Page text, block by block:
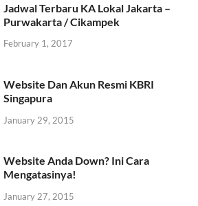
Jadwal Terbaru KA Lokal Jakarta –
Purwakarta / Cikampek
February 1, 2017
Website Dan Akun Resmi KBRI
Singapura
January 29, 2015
Website Anda Down? Ini Cara
Mengatasinya!
January 27, 2015